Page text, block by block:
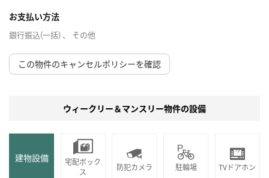
お支払い方法
銀行振込(一括) 、 その他
この物件のキャンセルポリシーを確認
ウィークリー＆マンスリー物件の設備
建物設備
宅配ボック
ス
防犯カメラ 駐輪場 TVドアホン